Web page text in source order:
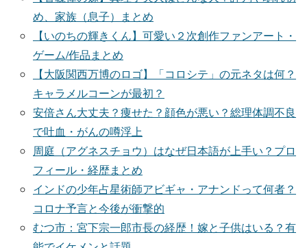
め、家族（息子）まとめ
【いのちの輝きくん】可愛い２次創作ファンアート・
ゲーム/作品まとめ
【大阪関西万博のロゴ】「コロシテ」の元ネタは何？
キャラメルコーンが最初？
安倍さん大丈夫？痩せた？顔色が悪い？総理体調不良
で吐血・がんの噂浮上
周庭（アグネスチョウ）はなぜ日本語が上手い？プロ
フィール・経歴まとめ
インドの少年占星術師アビギャ・アナンドって何者？
コロナ予言と今後が衝撃的
むつ市：宮下宗一郎市長の経歴！嫁と子供はいる？有